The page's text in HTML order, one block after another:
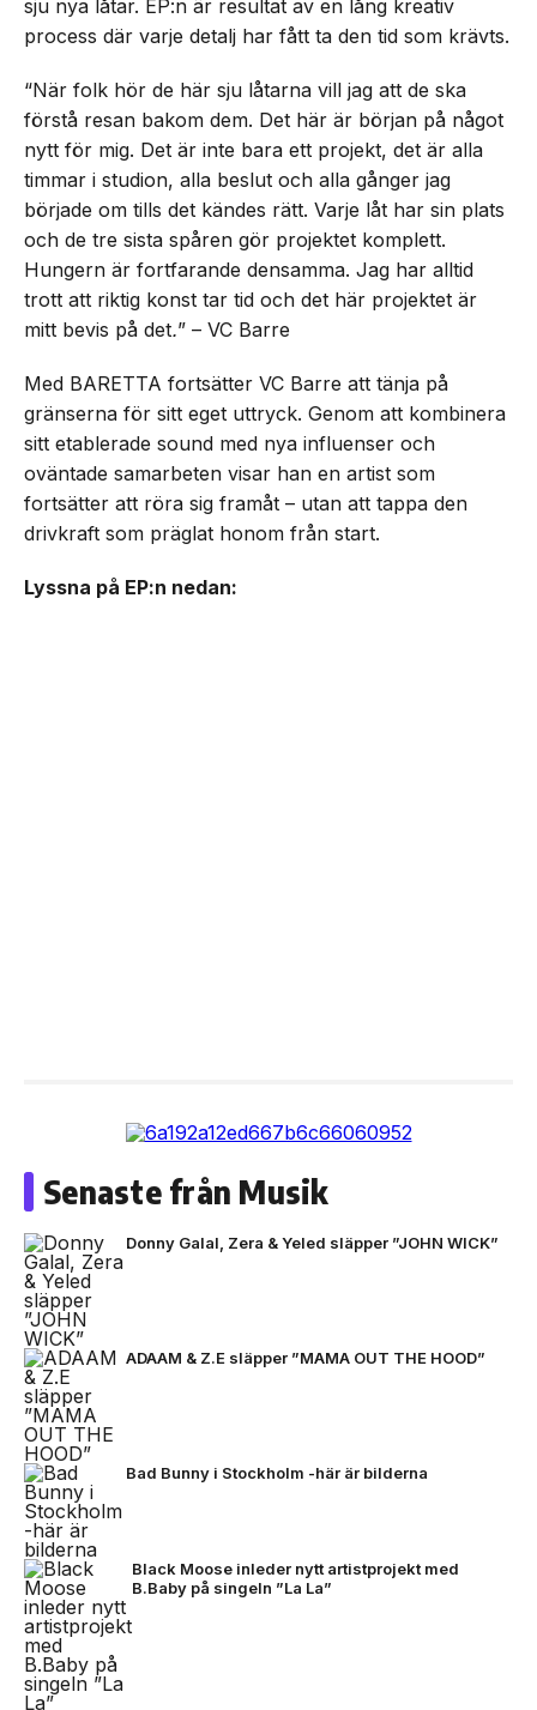
sju nya låtar. EP:n är resultat av en lång kreativ
process där varje detalj har fått ta den tid som krävts.
“När folk hör de här sju låtarna vill jag att de ska
förstå resan bakom dem. Det här är början på något
nytt för mig. Det är inte bara ett projekt, det är alla
timmar i studion, alla beslut och alla gånger jag
började om tills det kändes rätt. Varje låt har sin plats
och de tre sista spåren gör projektet komplett.
Hungern är fortfarande densamma. Jag har alltid
trott att riktig konst tar tid och det här projektet är
mitt bevis på det.” – VC Barre
Med BARETTA fortsätter VC Barre att tänja på
gränserna för sitt eget uttryck. Genom att kombinera
sitt etablerade sound med nya influenser och
oväntade samarbeten visar han en artist som
fortsätter att röra sig framåt – utan att tappa den
drivkraft som präglat honom från start.
Lyssna på EP:n nedan:
Senaste från Musik
Donny Galal, Zera & Yeled släpper ”JOHN WICK”
ADAAM & Z.E släpper ”MAMA OUT THE HOOD”
Bad Bunny i Stockholm -här är bilderna
Black Moose inleder nytt artistprojekt med
B.Baby på singeln ”La La”